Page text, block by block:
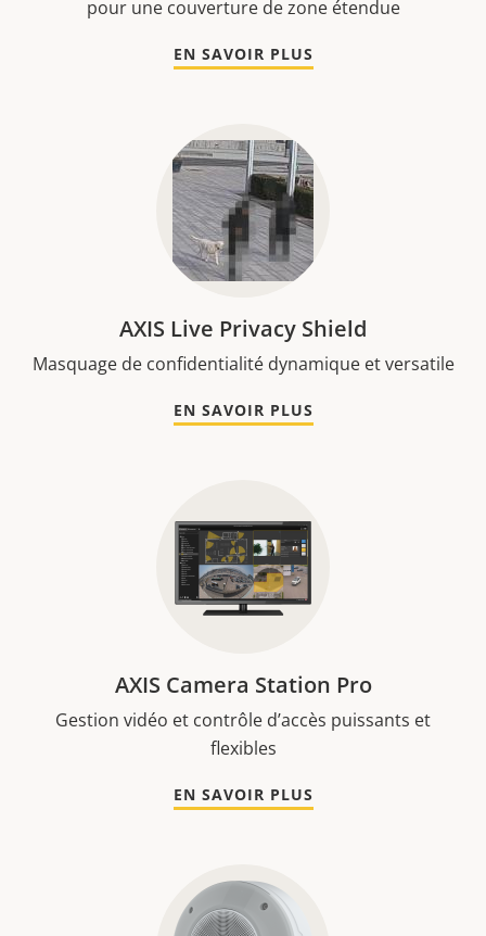
pour une couverture de zone étendue
EN SAVOIR PLUS
AXIS Live Privacy Shield
Masquage de confidentialité dynamique et versatile
EN SAVOIR PLUS
AXIS Camera Station Pro
Gestion vidéo et contrôle d’accès puissants et
flexibles
EN SAVOIR PLUS